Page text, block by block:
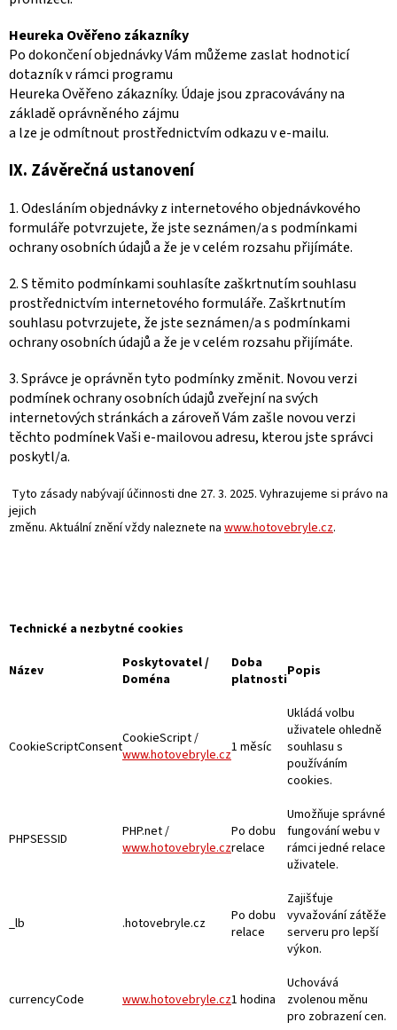
Heureka Ověřeno zákazníky
Po dokončení objednávky Vám můžeme zaslat hodnoticí
dotazník v rámci programu
Heureka Ověřeno zákazníky. Údaje jsou zpracovávány na
základě oprávněného zájmu
a lze je odmítnout prostřednictvím odkazu v e-mailu.
IX. Závěrečná ustanovení
1. Odesláním objednávky z internetového objednávkového
formuláře potvrzujete, že jste seznámen/a s podmínkami
ochrany osobních údajů a že je v celém rozsahu přijímáte.
2. S těmito podmínkami souhlasíte zaškrtnutím souhlasu
prostřednictvím internetového formuláře. Zaškrtnutím
souhlasu potvrzujete, že jste seznámen/a s podmínkami
ochrany osobních údajů a že je v celém rozsahu přijímáte.
3. Správce je oprávněn tyto podmínky změnit. Novou verzi
podmínek ochrany osobních údajů zveřejní na svých
internetových stránkách a zároveň Vám zašle novou verzi
těchto podmínek Vaši e-mailovou adresu, kterou jste správci
poskytl/a.
Tyto zásady nabývají účinnosti dne 27. 3. 2025. Vyhrazujeme si právo na
jejich
změnu. Aktuální znění vždy naleznete na www.hotovebryle.cz.
Technické a nezbytné cookies
Název
Poskytovatel /
Doména
Doba
platnostiPopis
CookieScriptConsentCookieScript /
www.hotovebryle.cz1 měsíc
Ukládá volbu
uživatele ohledně
souhlasu s
používáním
cookies.
PHPSESSID
PHP.net /
www.hotovebryle.cz
Po dobu
relace
Umožňuje správné
fungování webu v
rámci jedné relace
uživatele.
_lb .hotovebryle.cz
Po dobu
relace
Zajišťuje
vyvažování zátěže
serveru pro lepší
výkon.
currencyCode www.hotovebryle.cz1 hodina
Uchovává
zvolenou měnu
pro zobrazení cen.